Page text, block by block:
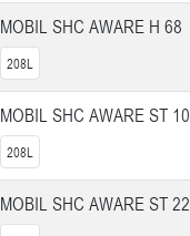
MOBIL SHC AWARE H 68
208L
MOBIL SHC AWARE ST
208L
MOBIL SHC AWARE ST